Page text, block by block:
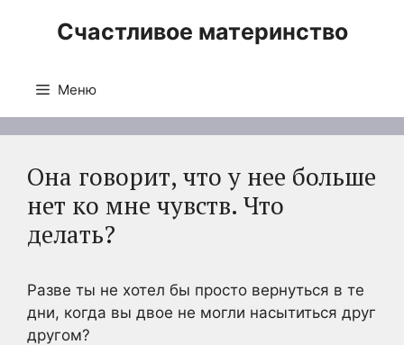
Счастливое материнство
Меню
Она говорит, что у нее больше
нет ко мне чувств. Что
делать?
Разве ты не хотел бы просто вернуться в те
дни, когда вы двое не могли насытиться друг
другом?